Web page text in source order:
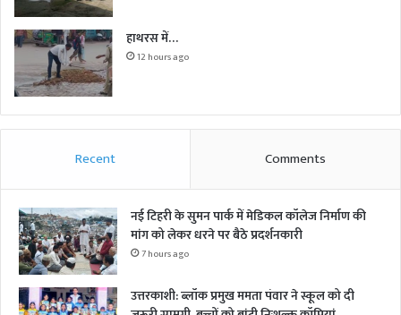
हाथरस में…
12 hours ago
Recent Comments
नई टिहरी के सुमन पार्क में मेडिकल कॉलेज निर्माण की
मांग को लेकर धरने पर बैठे प्रदर्शनकारी
7 hours ago
उत्तरकाशी: ब्लॉक प्रमुख ममता पंवार ने स्कूल को दी